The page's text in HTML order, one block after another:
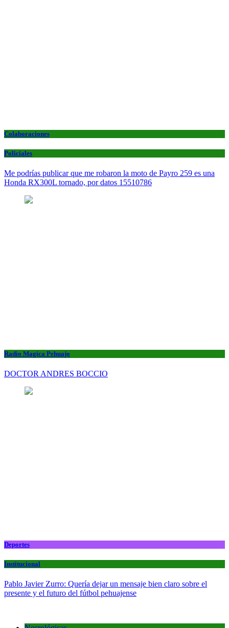
Colaboraciones
Policiales
Me podrías publicar que me robaron la moto de Payro 259 es una
Honda RX300L tornado, por datos 15510786
Radio Magica Pehuajo
DOCTOR ANDRES BOCCIO
Deportes
Institucional
Pablo Javier Zurro: Quería dejar un mensaje bien claro sobre el
presente y el futuro del fútbol pehuajense